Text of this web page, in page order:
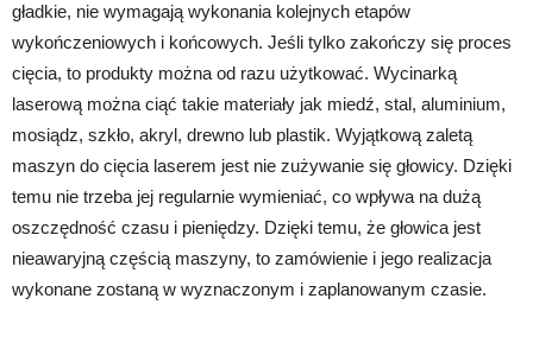
gładkie, nie wymagają wykonania kolejnych etapów
wykończeniowych i końcowych. Jeśli tylko zakończy się proces
cięcia, to produkty można od razu użytkować. Wycinarką
laserową można ciąć takie materiały jak miedź, stal, aluminium,
mosiądz, szkło, akryl, drewno lub plastik. Wyjątkową zaletą
maszyn do cięcia laserem jest nie zużywanie się głowicy. Dzięki
temu nie trzeba jej regularnie wymieniać, co wpływa na dużą
oszczędność czasu i pieniędzy. Dzięki temu, że głowica jest
nieawaryjną częścią maszyny, to zamówienie i jego realizacja
wykonane zostaną w wyznaczonym i zaplanowanym czasie.